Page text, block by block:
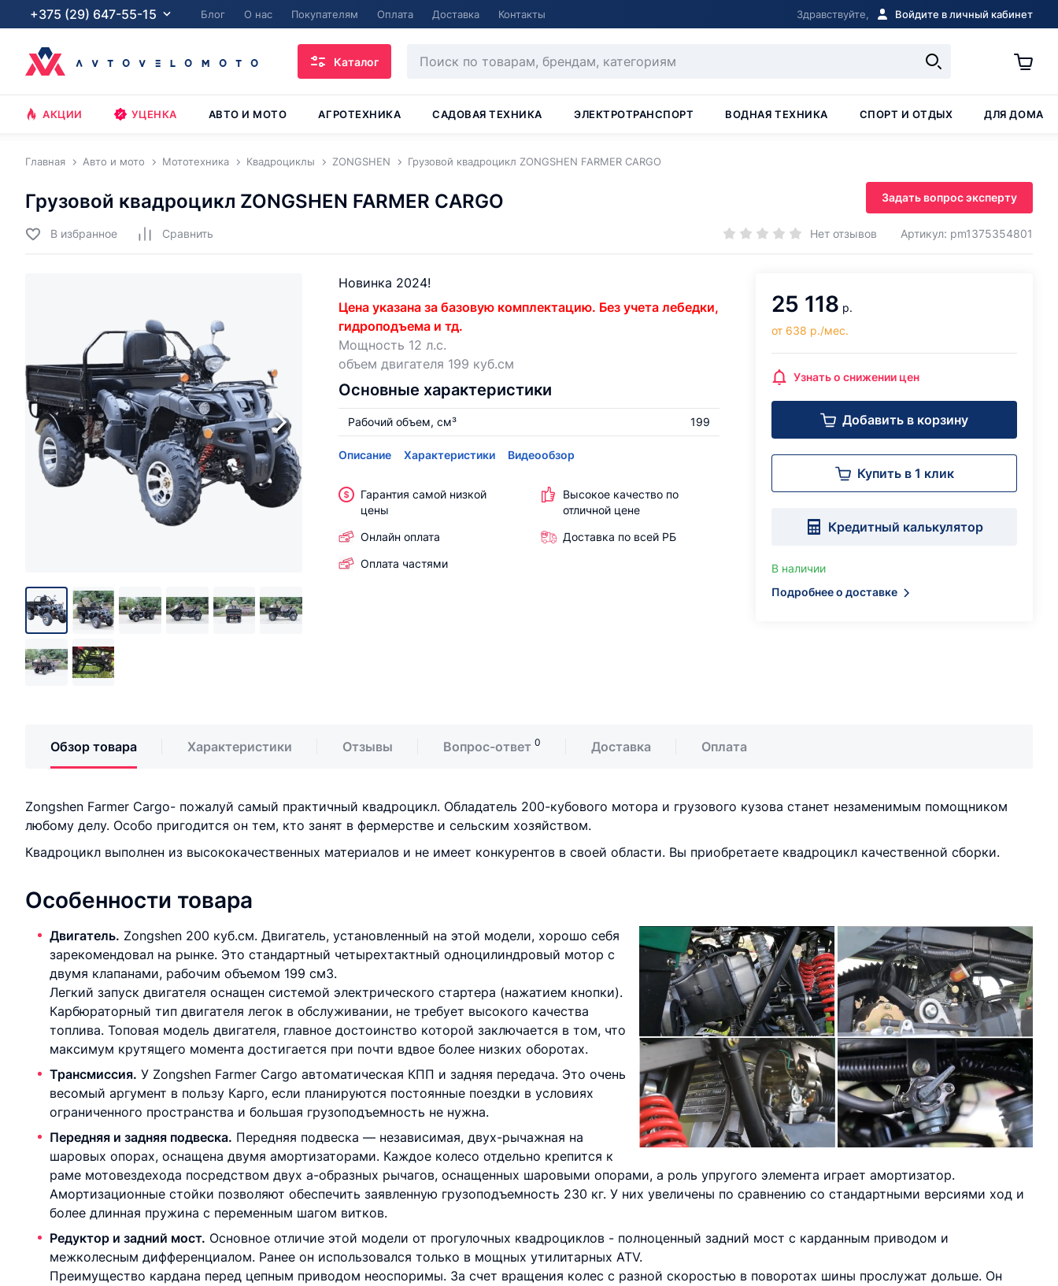
+375 (29) 647-55-15 Блог О нас Покупателям Оплата Доставка Контакты Здравствуйте, Войдите в личный кабинет
Каталог
АКЦИИ УЦЕНКА АВТО И МОТО АГРОТЕХНИКА САДОВАЯ ТЕХНИКА ЭЛЕКТРОТРАНСПОРТ ВОДНАЯ ТЕХНИКА СПОРТ И ОТДЫХ ДЛЯ ДОМА
Главная Авто и мото Мототехника Квадроциклы ZONGSHEN Грузовой квадроцикл ZONGSHEN FARMER CARGO
Грузовой квадроцикл ZONGSHEN FARMER CARGO Задать вопрос эксперту
В избранное Cравнить Нет отзывов Артикул: pm1375354801
Новинка 2024!
Цена указана за базовую комплектацию. Без учета лебедки,
гидроподъема и тд.
Мощность 12 л.с.
объем двигателя 199 куб.см
Основные характеристики
Рабочий объем, см³ 199
Описание Характеристики Видеообзор
Гарантия самой низкой
цены
Высокое качество по
отличной цене
Онлайн оплата
Доставка по всей РБ
Оплата частями
25 118 р.
от 638 р./мес.
Узнать о снижении цен
Добавить в корзину
Купить в 1 клик
Кредитный калькулятор
В наличии
Подробнее о доставке
Обзор товара Характеристики Отзывы Вопрос-ответ 0 Доставка Оплата
Zongshen Farmer Cargo- пожалуй самый практичный квадроцикл. Обладатель 200-кубового мотора и грузового кузова станет незаменимым помощником
любому делу. Особо пригодится он тем, кто занят в фермерстве и сельским хозяйством.
Квадроцикл выполнен из высококачественных материалов и не имеет конкурентов в своей области. Вы приобретаете квадроцикл качественной сборки.
Особенности товара
Двигатель. Zongshen 200 куб.см. Двигатель, установленный на этой модели, хорошо себя
зарекомендовал на рынке. Это стандартный четырехтактный одноцилиндровый мотор с
двумя клапанами, рабочим объемом 199 см3.
Легкий запуск двигателя оснащен системой электрического стартера (нажатием кнопки).
Карбюраторный тип двигателя легок в обслуживании, не требует высокого качества
топлива. Топовая модель двигателя, главное достоинство которой заключается в том, что
максимум крутящего момента достигается при почти вдвое более низких оборотах.
Трансмиссия. У Zongshen Farmer Cargo автоматическая КПП и задняя передача. Это очень
весомый аргумент в пользу Карго, если планируются постоянные поездки в условиях
ограниченного пространства и большая грузоподъемность не нужна.
Передняя и задняя подвеска. Передняя подвеска — независимая, двух-рычажная на
шаровых опорах, оснащена двумя амортизаторами. Каждое колесо отдельно крепится к
раме мотовездехода посредством двух а-образных рычагов, оснащенных шаровыми опорами, а роль упругого элемента играет амортизатор.
Амортизационные стойки позволяют обеспечить заявленную грузоподъемность 230 кг. У них увеличены по сравнению со стандартными версиями ход и
более длинная пружина с переменным шагом витков.
Редуктор и задний мост. Основное отличие этой модели от прогулочных квадроциклов - полноценный задний мост с карданным приводом и
межколесным дифференциалом. Ранее он использовался только в мощных утилитарных ATV.
Преимущество кардана перед цепным приводом неоспоримы. За счет вращения колес с разной скоростью в поворотах шины прослужат дольше. Он